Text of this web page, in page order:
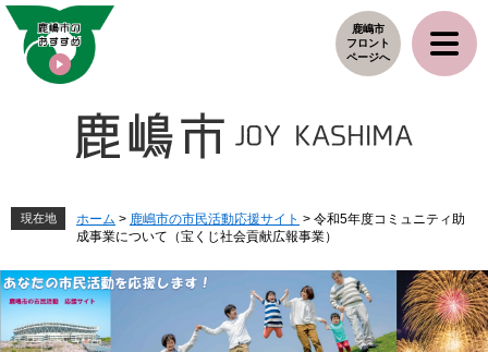
ペ
メ
鹿嶋市
フロント
ページへ
現在地 ホーム > 鹿嶋市の市民活動応援サイト > 令和5年度コミュニティ助
成事業について（宝くじ社会貢献広報事業）